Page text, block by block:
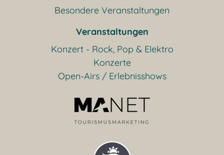
Besondere Veranstaltungen
Veranstaltungen
Konzert - Rock, Pop & Elektro
Konzerte
Open-Airs / Erlebnisshows